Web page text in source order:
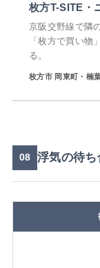
枚方T-SITE・
京阪交野線で隣
「枚方で買い物
る。
枚方市 岡東町・楠
08 浮気の待